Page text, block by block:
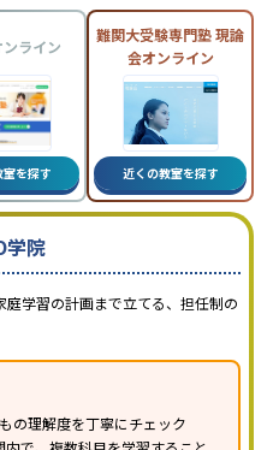
ライン
を探す
難関大受験専門塾 現論
会オンライン
近くの教室を探す
学院
庭学習の計画まで立てる、担任制の
の理解度を丁寧にチェック